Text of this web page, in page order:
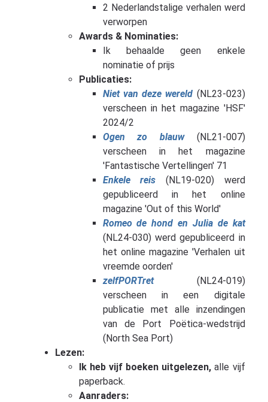
2 Nederlandstalige verhalen werd
verworpen
Awards & Nominaties:
Ik behaalde geen enkele
nominatie of prijs
Publicaties:
Niet van deze wereld (NL23-023)
verscheen in het magazine 'HSF'
2024/2
Ogen zo blauw(NL21-007)
verscheen in het magazine
'Fantastische Vertellingen' 71
Enkele reis (NL19-020) werd
gepubliceerd in het online
magazine 'Out of this World'
Romeo de hond en Julia de kat
(NL24-030) werd gepubliceerd in
het online magazine 'Verhalen uit
vreemde oorden'
zelfPORTret(NL24-019)
verscheen in een digitale
publicatie met alle inzendingen
van de Port Poëtica-wedstrijd
(North Sea Port)
Lezen:
Ik heb vijf boeken uitgelezen, alle vijf
paperback.
Aanraders: